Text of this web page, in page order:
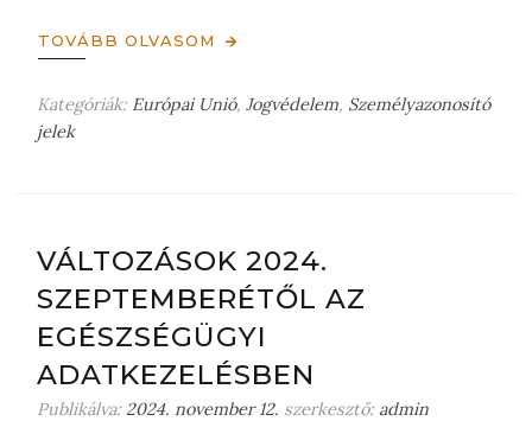
TOVÁBB OLVASOM
Kategóriák: Európai Unió, Jogvédelem, Személyazonosító
jelek
o
n
m
e
g
j
VÁLTOZÁSOK 2024.
SZEPTEMBERÉTŐL AZ
EGÉSZSÉGÜGYI
ADATKEZELÉSBEN
Publikálva: 2024. november 12. szerkesztő: admin